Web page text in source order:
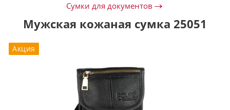
Сумки для документов
Мужская кожаная сумка 25051
Акция